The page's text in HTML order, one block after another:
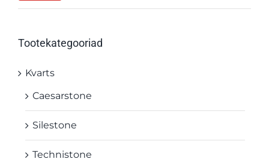
Tootekategooriad
Kvarts
Caesarstone
Silestone
Technistone